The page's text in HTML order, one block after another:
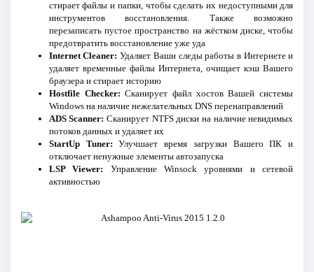
стирает файлы и папки, чтобы сделать их недоступными для
инструментов восстановления. Также возможно
перезаписать пустое пространство на жёстком диске, чтобы
предотвратить восстановление уже уда
Internet Cleaner: Удаляет Ваши следы работы в Интернете и
удаляет временные файлы Интернета, очищает кэш Вашего
браузера и стирает историю
Hostfile Checker: Сканирует файл хостов Вашей системы
Windows на наличие нежелательных DNS перенаправлений
ADS Scanner: Сканирует NTFS диски на наличие невидимых
потоков данных и удаляет их
StartUp Tuner: Улучшает время загрузки Вашего ПК и
отключает ненужные элементы автозапуска
LSP Viewer: Управление Winsock уровнями и сетевой
активностью